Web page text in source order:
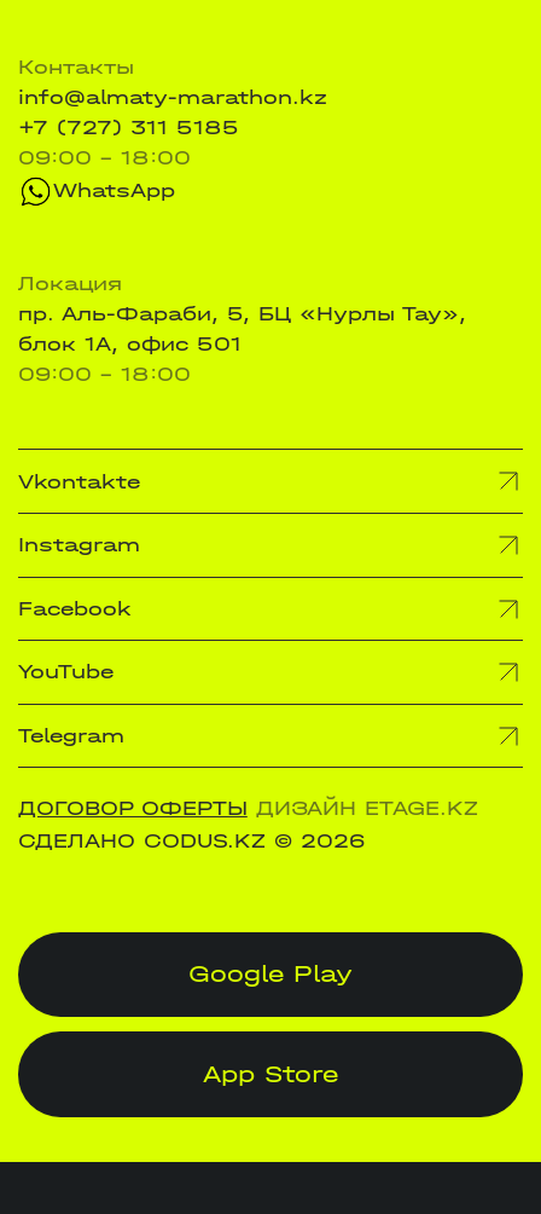
Контакты
info@almaty-marathon.kz
+7 (727) 311 5185
09:00 - 18:00
WhatsApp
Локация
пр. Аль-Фараби, 5, БЦ «Нурлы Тау»,
блок 1А, офис 501
09:00 - 18:00
Vkontakte
Instagram
Facebook
YouTube
Telegram
ДОГОВОР ОФЕРТЫ ДИЗАЙН ETAGE.KZ
СДЕЛАНО CODUS.KZ © 2026
Google Play
App Store